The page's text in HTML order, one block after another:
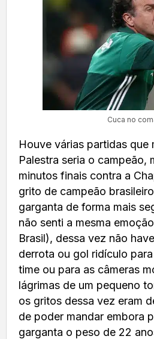
Cuca no
Houve várias partidas que
Palestra seria o campeão,
minutos finais contra a
grito de campeão
garganta de forma mais
não senti a mesma
Brasil), dessa vez não
derrota ou gol ridículo
time ou para as câmeras
lágrimas de um pequeno
os gritos dessa vez eram
de poder mandar embora
garganta o peso de 22